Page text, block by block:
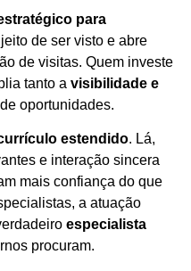
para
de ser visto e abre
de visitas. Quem investe
tanto a visibilidade e
oportunidades.
estendido. Lá,
e interação sincera
mais confiança do que
a atuação
especialista
procuram.